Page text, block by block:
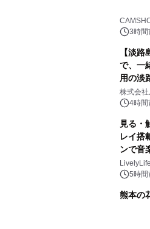
3時間
【淡
で、一
用の淡
プール
スの2施
株式会
4時間
見る・
レイ搭
ンで音
5時間
熊本の